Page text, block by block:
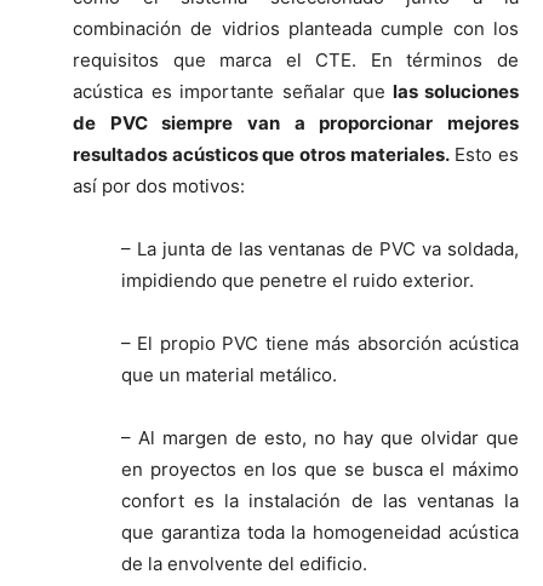
combinación de vidrios planteada cumple con los
requisitos que marca el CTE. En términos de
acústica es importante señalar que las soluciones
de PVC siempre van a proporcionar mejores
resultados acústicos que otros materiales.Esto es
así por dos motivos:
– La junta de las ventanas de PVC va soldada,
impidiendo que penetre el ruido exterior.
– El propio PVC tiene más absorción acústica
que un material metálico.
– Al margen de esto, no hay que olvidar que
en proyectos en los que se busca el máximo
confort es la instalación de las ventanas la
que garantiza toda la homogeneidad acústica
de la envolvente del edificio.